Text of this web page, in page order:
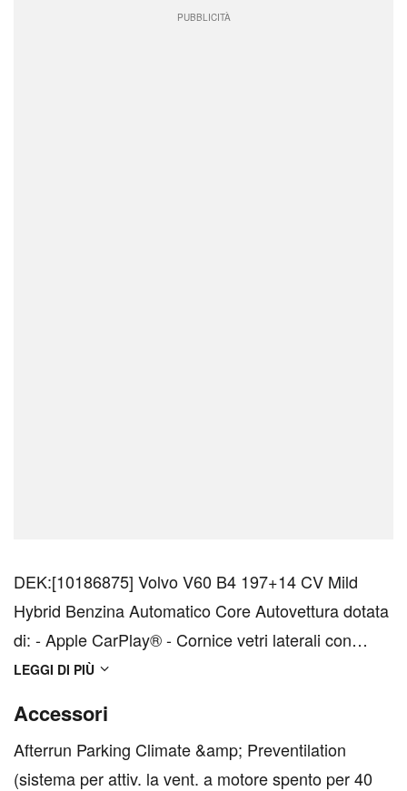
PUBBLICITÀ
DEK:[10186875] Volvo V60 B4 197+14 CV Mild
Hybrid Benzina Automatico Core Autovettura dotata
di: - Apple CarPlay® - Cornice vetri laterali con
finitura argento lucida - Park Assist anteriore -
anteriori con supporto lombare regolabile
elettricamente a 2...
LEGGI DI PIÙ
Accessori
Afterrun Parking Climate &amp; Preventilation
(sistema per attiv. la vent. a motore spento per 40